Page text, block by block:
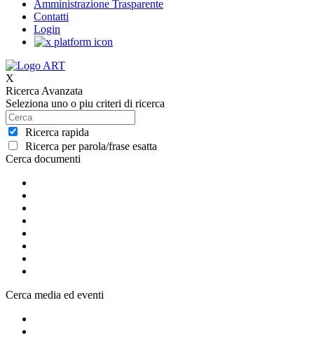
Amministrazione Trasparente
Contatti
Login
X
Ricerca Avanzata
Seleziona uno o piu criteri di ricerca
Ricerca rapida
Ricerca per parola/frase esatta
Cerca documenti
Cerca media ed eventi